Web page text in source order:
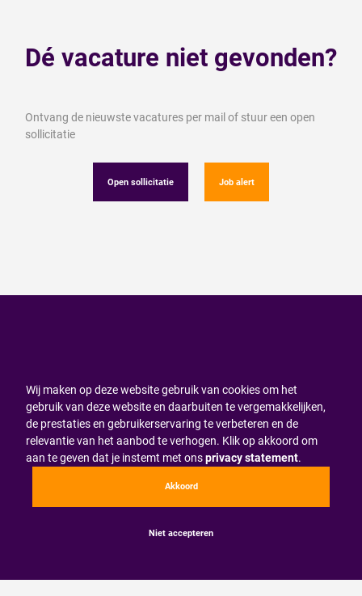
Dé vacature niet gevonden?
Ontvang de nieuwste vacatures per mail of stuur een open
sollicitatie
Open sollicitatie Job alert
Wij maken op deze website gebruik van cookies om het
gebruik van deze website en daarbuiten te vergemakkelijken,
de prestaties en gebruikerservaring te verbeteren en de
relevantie van het aanbod te verhogen. Klik op akkoord om
aan te geven dat je instemt met onsprivacy statement.
Akkoord
Niet accepteren